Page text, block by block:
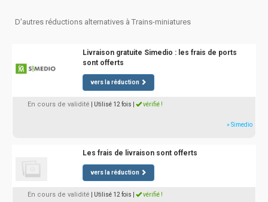
D'autres réductions alternatives à Trains-miniatures
Livraison gratuite Simedio : les frais de ports
sont offerts
vers la réduction
En cours de validité | Utilisé 12 fois vérifié !
» Simedio
Les frais de livraison sont offerts
vers la réduction
En cours de validité | Utilisé 12 fois vérifié !